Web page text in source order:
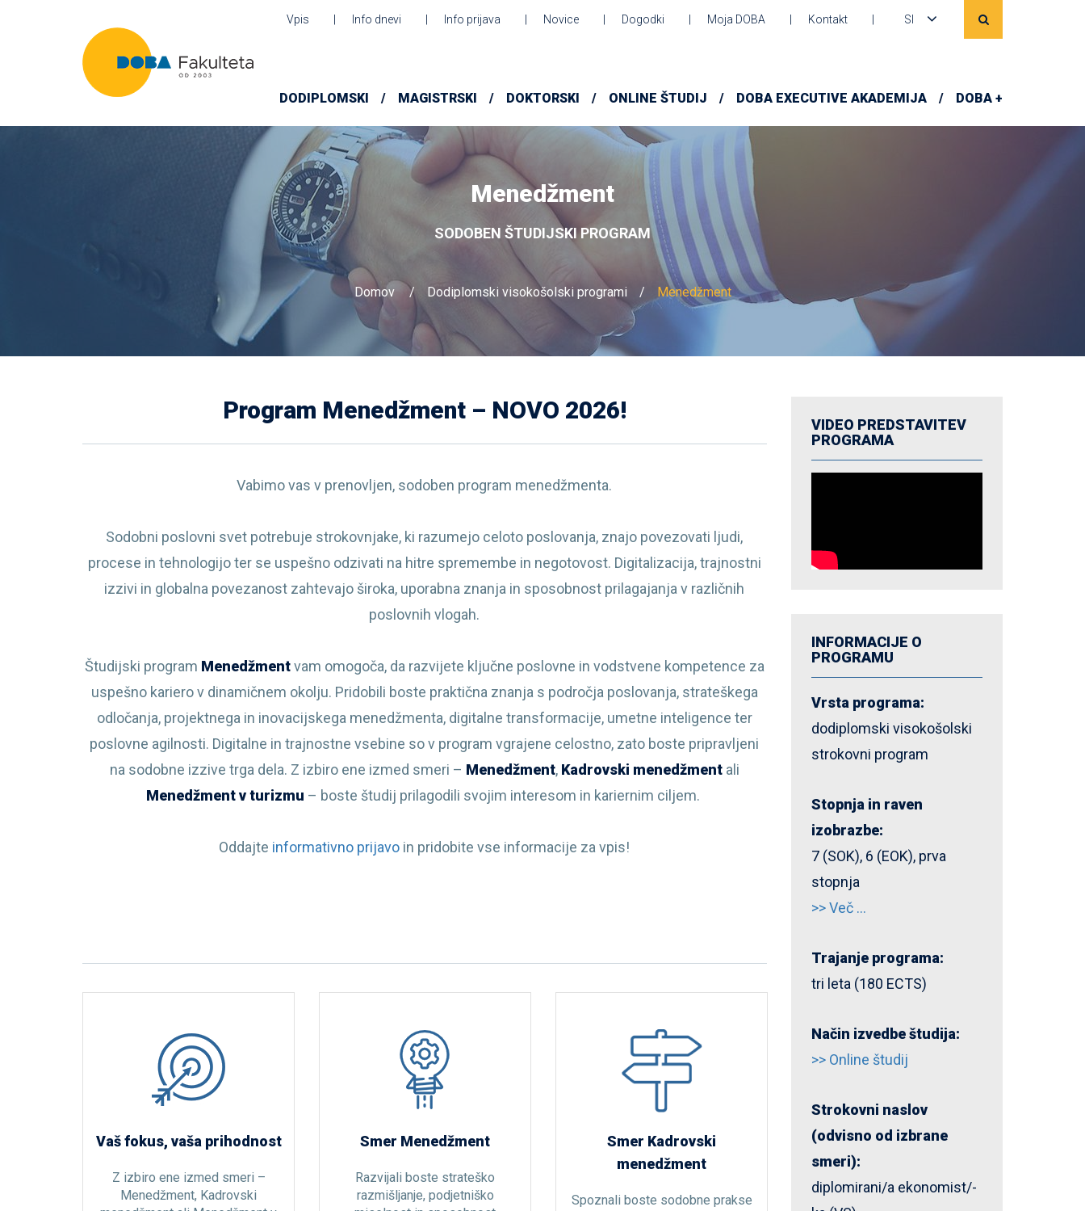
Vpis Info dnevi Info prijava Novice Dogodki Moja DOBA Kontakt SI
DODIPLOMSKI MAGISTRSKI DOKTORSKI ONLINE ŠTUDIJ DOBA EXECUTIVE AKADEMIJA DOBA +
Menedžment
SODOBEN ŠTUDIJSKI PROGRAM
Domov Dodiplomski visokošolski programi Menedžment
Program Menedžment – NOVO 2026!
Vabimo vas v prenovljen, sodoben program menedžmenta.
Sodobni poslovni svet potrebuje strokovnjake, ki razumejo celoto poslovanja, znajo povezovati ljudi,
procese in tehnologijo ter se uspešno odzivati na hitre spremembe in negotovost. Digitalizacija, trajnostni
izzivi in globalna povezanost zahtevajo široka, uporabna znanja in sposobnost prilagajanja v različnih
poslovnih vlogah.
Študijski program Menedžmentvam omogoča, da razvijete ključne poslovne in vodstvene kompetence za
uspešno kariero v dinamičnem okolju. Pridobili boste praktična znanja s področja poslovanja, strateškega
odločanja, projektnega in inovacijskega menedžmenta, digitalne transformacije, umetne inteligence ter
poslovne agilnosti. Digitalne in trajnostne vsebine so v program vgrajene celostno, zato boste pripravljeni
na sodobne izzive trga dela. Z izbiro ene izmed smeri – Menedžment, Kadrovski menedžmentali
Menedžment v turizmu – boste študij prilagodili svojim interesom in kariernim ciljem.
Oddajte informativno prijavo in pridobite vse informacije za vpis!
Vaš fokus, vaša prihodnost
Z izbiro ene izmed smeri –
Menedžment, Kadrovski
Smer Menedžment
Razvijali boste strateško
razmišljanje, podjetniško
Smer Kadrovski
menedžment
Spoznali boste sodobne prakse
Smer Menedžment v
VIDEO PREDSTAVITEV
PROGRAMA
INFORMACIJE O
PROGRAMU
Vrsta programa:
dodiplomski visokošolski
strokovni program
Stopnja in raven
izobrazbe:
7 (SOK), 6 (EOK), prva
stopnja
>> Več ...
Trajanje programa:
tri leta (180 ECTS)
Način izvedbe študija:
>> Online študij
Strokovni naslov
(odvisno od izbrane
smeri):
diplomirani/a ekonomist/-